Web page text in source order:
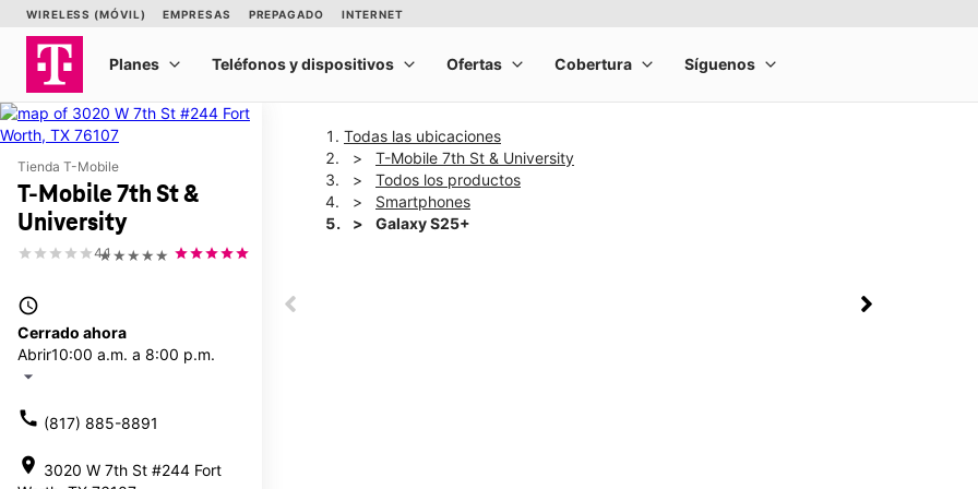
Tienda T-Mobile
T-Mobile 7th St &
University
★★★★★
4.1
access_time
Cerrado ahora
Abrir10:00 a.m. a 8:00 p.m.
arrow_drop_down
call (817) 885-8891
location_on 3020 W 7th St #244 Fort
Todas las ubicaciones
T-Mobile 7th St & University
Todos los productos
Smartphones
Galaxy S25+
This carousel shows one large product image at a time. Use the Previous and Next buttons